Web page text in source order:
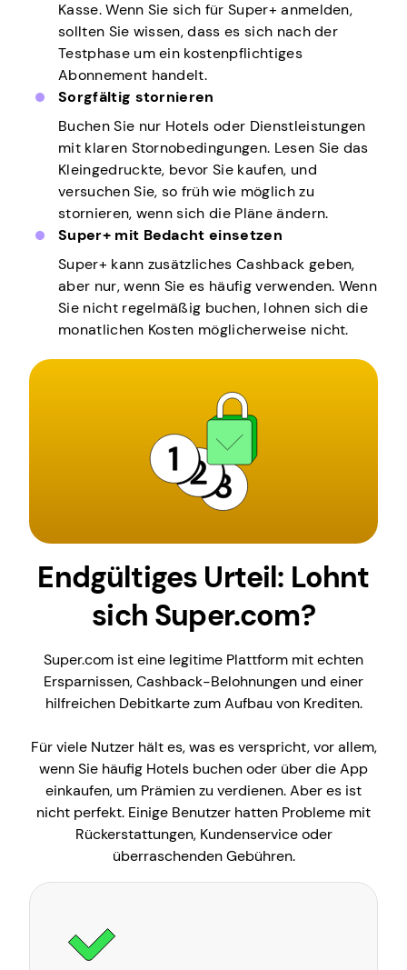
Kasse. Wenn Sie sich für Super+ anmelden,
sollten Sie wissen, dass es sich nach der
Testphase um ein kostenpflichtiges
Abonnement handelt.
Sorgfältig stornieren
Buchen Sie nur Hotels oder Dienstleistungen
mit klaren Stornobedingungen. Lesen Sie das
Kleingedruckte, bevor Sie kaufen, und
versuchen Sie, so früh wie möglich zu
stornieren, wenn sich die Pläne ändern.
Super+ mit Bedacht einsetzen
Super+ kann zusätzliches Cashback geben,
aber nur, wenn Sie es häufig verwenden. Wenn
Sie nicht regelmäßig buchen, lohnen sich die
monatlichen Kosten möglicherweise nicht.
Endgültiges Urteil: Lohnt
sich Super.com?
Super.com ist eine legitime Plattform mit echten
Ersparnissen, Cashback-Belohnungen und einer
hilfreichen Debitkarte zum Aufbau von Krediten.
Für viele Nutzer hält es, was es verspricht, vor allem,
wenn Sie häufig Hotels buchen oder über die App
einkaufen, um Prämien zu verdienen. Aber es ist
nicht perfekt. Einige Benutzer hatten Probleme mit
Rückerstattungen, Kundenservice oder
überraschenden Gebühren.